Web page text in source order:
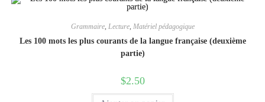
Grammaire, Lecture, Matériel pédagogique
Les 100 mots les plus courants de la langue française (deuxième
partie)
$2.50